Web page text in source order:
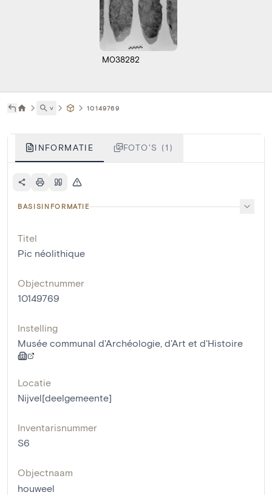
M038282
˅ 10149769
INFORMATIE FOTO'S (1)
BASISINFORMATIE
Titel
Pic néolithique
Objectnummer
10149769
Instelling
Musée communal d'Archéologie, d'Art et d'Histoire
Locatie
Nijvel[deelgemeente]
Inventarisnummer
S6
Objectnaam
houweel